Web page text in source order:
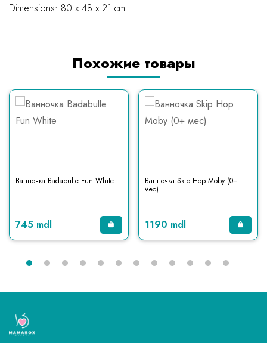
Dimensions: 80 x 48 x 21 cm
Похожие товары
Ванночка Badabulle Fun White
745 mdl
Ванночка Skip Hop Moby (0+
мес)
1190 mdl